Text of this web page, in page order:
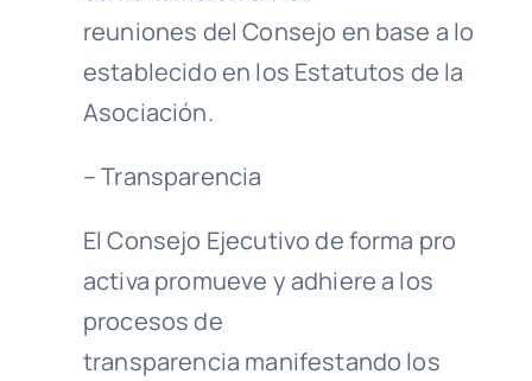
reuniones del Consejo en base a lo
establecido en los Estatutos de la
Asociación.
– Transparencia
El Consejo Ejecutivo de forma pro
activa promueve y adhiere a los
procesos de
transparencia manifestando los